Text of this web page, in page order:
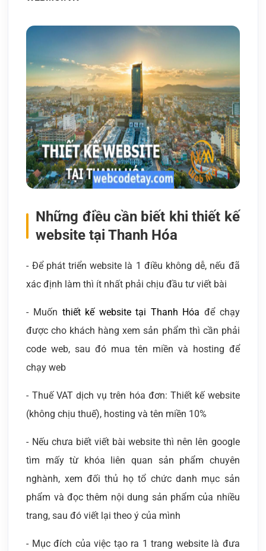
Những điều cần biết khi thiết kế
website tại Thanh Hóa
- Để phát triển website là 1 điều không dễ, nếu đã
xác định làm thì ít nhất phải chịu đầu tư viết bài
- Muốn thiết kế website tại Thanh Hóa để chạy
được cho khách hàng xem sản phẩm thì cần phải
code web, sau đó mua tên miền và hosting để
chạy web
- Thuế VAT dịch vụ trên hóa đơn: Thiết kế website
(không chịu thuế), hosting và tên miền 10%
- Nếu chưa biết viết bài website thì nên lên google
tìm mấy từ khóa liên quan sản phẩm chuyên
nghành, xem đối thủ họ tổ chức danh mục sản
phẩm và đọc thêm nội dung sản phẩm của nhiều
trang, sau đó viết lại theo ý của mình
- Mục đích của việc tạo ra 1 trang website là đưa